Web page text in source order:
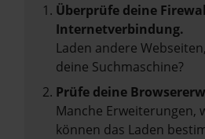
Überprüfe deine
Internetverbindung.
Laden andere
deine Suchmaschine?
Prüfe deine
Manche Erweiterungen,
können das Laden